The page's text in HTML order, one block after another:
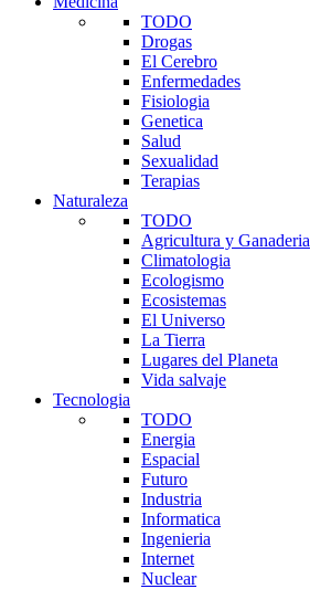
TODO
Drogas
El Cerebro
Enfermedades
Fisiologia
Genetica
Salud
Sexualidad
Terapias
Naturaleza
TODO
Agricultura y Ganaderia
Climatologia
Ecologismo
Ecosistemas
El Universo
La Tierra
Lugares del Planeta
Vida salvaje
Tecnologia
TODO
Energia
Espacial
Futuro
Industria
Informatica
Ingenieria
Internet
Nuclear